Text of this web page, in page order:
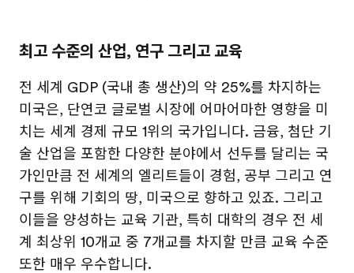
최고 수준의 산업, 연구 그리고 교육
전 세계 GDP (국내 총 생산)의 약 25%를 차지하는
미국은, 단연코 글로벌 시장에 어마어마한 영향을 미
치는 세계 경제 규모 1위의 국가입니다. 금융, 첨단 기
술 산업을 포함한 다양한 분야에서 선두를 달리는 국
가인만큼 전 세계의 엘리트들이 경험, 공부 그리고 연
구를 위해 기회의 땅, 미국으로 향하고 있죠. 그리고
이들을 양성하는 교육 기관, 특히 대학의 경우 전 세
계 최상위 10개교 중 7개교를 차지할 만큼 교육 수준
또한 매우 우수합니다.